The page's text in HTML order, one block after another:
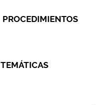
PROCEDIMIENTOS
TEMÁTICAS